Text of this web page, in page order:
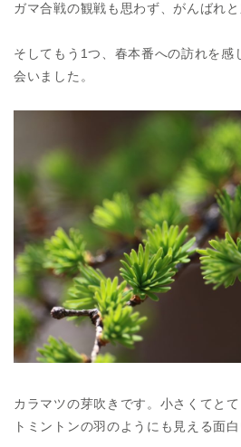
ガマ合戦の観戦も思わず、がんばれ
そしてもう1つ、春本番への訪れを感
会いました。
カラマツの芽吹きです。小さくてと
トミントンの羽のようにも見える面